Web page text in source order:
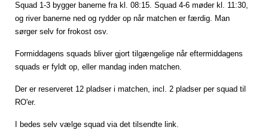
Squad 1-3 bygger banerne fra kl. 08:15. Squad 4-6 møder kl. 11:30,
og river banerne ned og rydder op når matchen er færdig. Man
sørger selv for frokost osv.
Formiddagens squads bliver gjort tilgængelige når eftermiddagens
squads er fyldt op, eller mandag inden matchen.
Der er reserveret 12 pladser i matchen, incl. 2 pladser per squad til
RO'er.
I bedes selv vælge squad via det tilsendte link.